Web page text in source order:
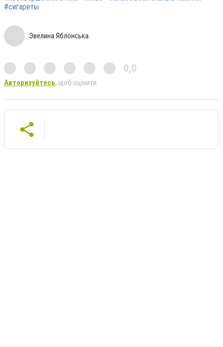
#сигареты
Эвелина Яблонська
0,0
Авторизуйтесь, щоб оцінити